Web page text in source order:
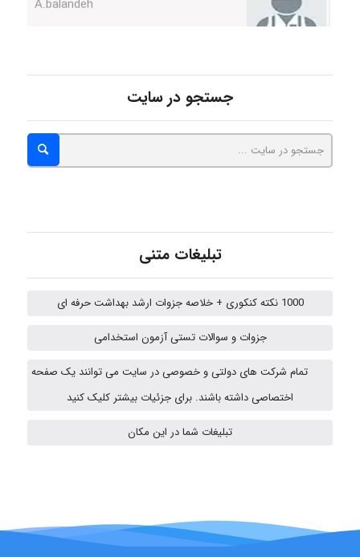
aghajari vahid
Poubakhtiari
Alirez0990
USER124
جستجو در سایت
تبلیغات متنی
1000 نکته کنکوری + خلاصه جزوات ارشد بهداشت حرفه ای
جزوات و سوالات تستی آزمون استخدامی
تمام شرکت های دولتی و خصوصی در سایت می توانند یک صفحه
اختصاصی داشته باشند. برای جزئیات بیشتر کلیک کنید
تبلیغات شما در این مکان